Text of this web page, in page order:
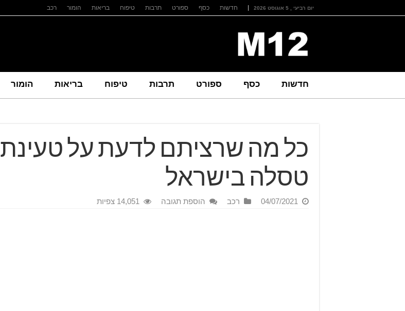
יום רביעי , 5 אוגוסט 2026 חדשות כסף ספורט תרבות טיפוח בריאות הומור רכב
חדשות כסף ספורט תרבות טיפוח בריאות הומור
כל מה שרציתם לדעת על טעינת
טסלה בישראל
04/07/2021 רכב הוספת תגובה 14,051 צפיות